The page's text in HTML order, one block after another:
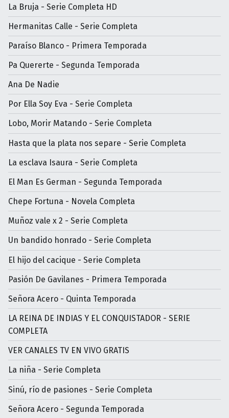
La Bruja - Serie Completa HD
Hermanitas Calle - Serie Completa
Paraíso Blanco - Primera Temporada
Pa Quererte - Segunda Temporada
Ana De Nadie
Por Ella Soy Eva - Serie Completa
Lobo, Morir Matando - Serie Completa
Hasta que la plata nos separe - Serie Completa
La esclava Isaura - Serie Completa
El Man Es German - Segunda Temporada
Chepe Fortuna - Novela Completa
Muñoz vale x 2 - Serie Completa
Un bandido honrado - Serie Completa
El hijo del cacique - Serie Completa
Pasión De Gavilanes - Primera Temporada
Señora Acero - Quinta Temporada
LA REINA DE INDIAS Y EL CONQUISTADOR - SERIE
COMPLETA
VER CANALES TV EN VIVO GRATIS
La niña - Serie Completa
Sinú, río de pasiones - Serie Completa
Señora Acero - Segunda Temporada